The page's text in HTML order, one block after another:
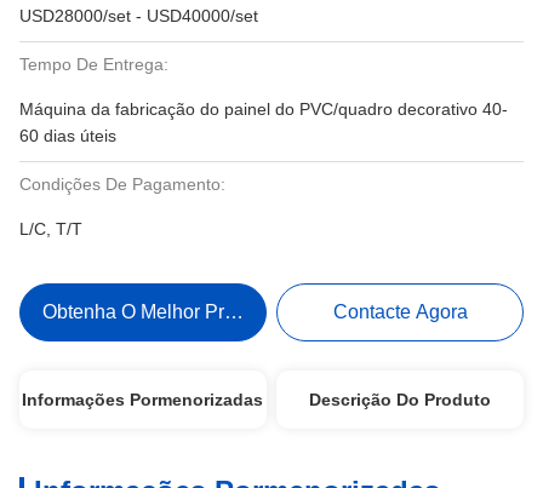
USD28000/set - USD40000/set
Tempo De Entrega:
Máquina da fabricação do painel do PVC/quadro decorativo 40-
60 dias úteis
Condições De Pagamento:
L/C, T/T
Obtenha O Melhor Preço Contacte Agora
Informações Pormenorizadas Descrição Do Produto